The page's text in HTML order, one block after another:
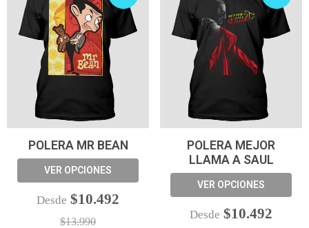
POLERA MR BEAN
VER OPCIONES
Desde $10.492
$13.990
POLERA MEJOR
LLAMA A SAUL
VER OPCIONES
Desde $10.492